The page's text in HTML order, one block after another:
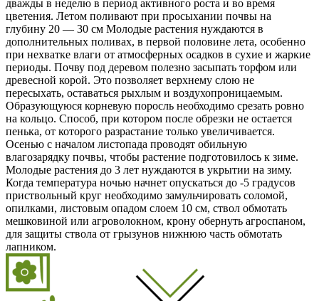
дважды в неделю в период активного роста и во время
цветения. Летом поливают при просыхании почвы на
глубину 20 — 30 см Молодые растения нуждаются в
дополнительных поливах, в первой половине лета, особенно
при нехватке влаги от атмосферных осадков в сухие и жаркие
периоды. Почву под деревом полезно засыпать торфом или
древесной корой. Это позволяет верхнему слою не
пересыхать, оставаться рыхлым и воздухопроницаемым.
Образующуюся корневую поросль необходимо срезать ровно
на кольцо. Способ, при котором после обрезки не остается
пенька, от которого разрастание только увеличивается.
Осенью с началом листопада проводят обильную
влагозарядку почвы, чтобы растение подготовилось к зиме.
Молодые растения до 3 лет нуждаются в укрытии на зиму.
Когда температура ночью начнет опускаться до -5 градусов
приствольный круг необходимо замульчировать соломой,
опилками, листовым опадом слоем 10 см, ствол обмотать
мешковиной или агроволокном, крону обернуть агроспаном,
для защиты ствола от грызунов нижнюю часть обмотать
лапником.